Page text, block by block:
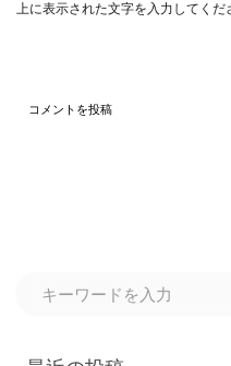
上に表示された文字を入力してくだ